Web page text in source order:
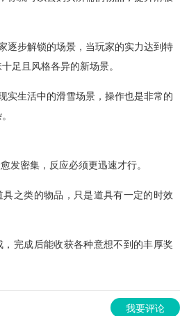
逐步解锁的场景，当玩家的实力达到特
足且风格各异的新场景。
实生活中的滑雪场景，操作也是非常的
发密集，反应必须更迅速才行。
之类的物品，只是道具有一定的时效
完成后能收获各种意想不到的丰厚奖
我要评论